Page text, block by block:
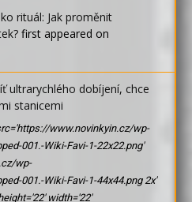
rituál: Jak proměnit
first appeared on
ultrarychlého dobíjení, chce
stanicemi
www.novinkyin.cz/wp-
001.-Wiki-Favi-1-22x22.png'
wp-
001.-Wiki-Favi-1-44x44.png 2x'
width='22'